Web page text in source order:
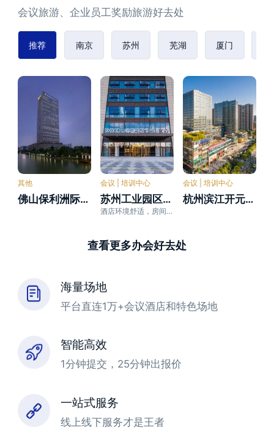
会议旅游、企业员工奖励旅游好去处
推荐 南京 苏州 芜湖 厦门
其他
佛山保利洲际酒店
会议 | 培训中心
苏州工业园区奥特莱斯亚朵酒店
酒店环境舒适，房间宽敞，落地大床
会议 | 培训中心
杭州滨江开元名庭酒店
查看更多办会好去处
海量场地
平台直连1万+会议酒店和特色场地
智能高效
1分钟提交，25分钟出报价
一站式服务
线上线下服务才是王者